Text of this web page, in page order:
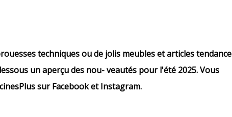
techniques ou de jolis meubles et articles tendance
un aperçu des nou- veautés pour l'été 2025. Vous
sur Facebook et Instagram.